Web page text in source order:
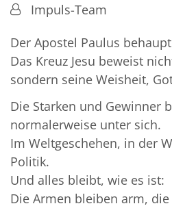
Von:Impuls-Team
Der Apostel Paulus
Das Kreuz Jesu beweist
sondern seine Weisheit,
Die Starken und Gewinner
normalerweise unter sich.
Im Weltgeschehen, in der
Politik.
Und alles bleibt, wie es ist:
Die Armen bleiben arm,